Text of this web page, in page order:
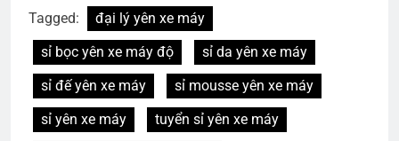
Tagged:
đại lý yên xe máy
sỉ bọc yên xe máy độ
sỉ da yên xe máy
sỉ đế yên xe máy
sỉ mousse yên xe máy
sỉ yên xe máy
tuyển sỉ yên xe máy